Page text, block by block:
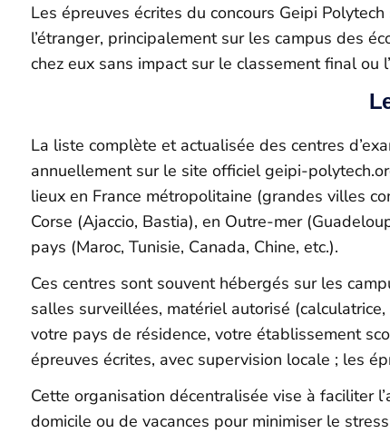
Les épreuves écrites du concours Geipi
l’étranger, principalement sur les campus des
chez eux sans impact sur le classement final ou
La liste complète et actualisée des centres
annuellement sur le site officiel geipi-
lieux en France métropolitaine (grandes villes
Corse (Ajaccio, Bastia), en Outre-mer
pays (Maroc, Tunisie, Canada, Chine, etc.).
Ces centres sont souvent hébergés sur les
salles surveillées, matériel autorisé
votre pays de résidence, votre établissement
épreuves écrites, avec supervision locale ; les
​Cette organisation décentralisée vise à faciliter
domicile ou de vacances pour minimiser le